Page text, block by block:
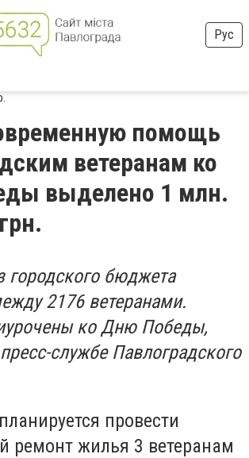
Рус
помощь
ветеранам ко
выделено 1 млн.
городского бюджета
2176 ветеранами.
ко Дню Победы,
службе Павлоградского
провести
ремонт жилья 3 ветеранам